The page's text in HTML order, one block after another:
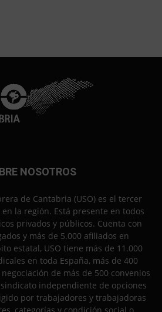
NOSOTROS
de Cantabria (USO) es el tercer
la región. Está presente en todos
privados y públicos. Cuenta con
y más de 5.000 afiliados en
estatal, USO tiene más de 11.000
en toda España, más de 400
de más de 500 convenios
independiente de opciones
por trabajadores y trabajadoras